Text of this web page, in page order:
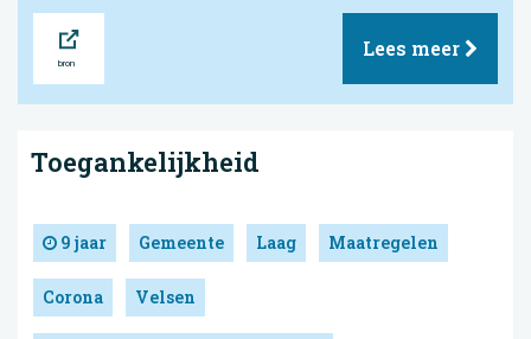
Lees meer
Toegankelijkheid
9 jaar Gemeente Laag Maatregelen
Corona Velsen